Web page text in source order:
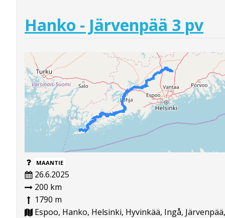
Hanko - Järvenpää 3 pv
MAANTIE
26.6.2025
200 km
1790 m
Espoo, Hanko, Helsinki, Hyvinkää, Ingå, Järvenpää,